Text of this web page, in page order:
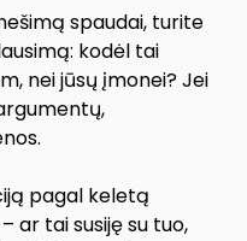
spaudai, turite
kodėl tai
nei jūsų įmonei? Jei
pagal keletą
ar tai susiję su tuo,